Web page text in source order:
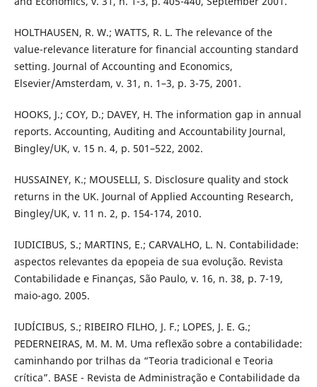
HOLTHAUSEN, R. W.; WATTS, R. L. The relevance of the
value-relevance literature for financial accounting standard
setting. Journal of Accounting and Economics,
Elsevier/Amsterdam, v. 31, n. 1–3, p. 3-75, 2001.
HOOKS, J.; COY, D.; DAVEY, H. The information gap in annual
reports. Accounting, Auditing and Accountability Journal,
Bingley/UK, v. 15 n. 4, p. 501–522, 2002.
HUSSAINEY, K.; MOUSELLI, S. Disclosure quality and stock
returns in the UK. Journal of Applied Accounting Research,
Bingley/UK, v. 11 n. 2, p. 154-174, 2010.
IUDICIBUS, S.; MARTINS, E.; CARVALHO, L. N. Contabilidade:
aspectos relevantes da epopeia de sua evolução. Revista
Contabilidade e Finanças, São Paulo, v. 16, n. 38, p. 7-19,
maio-ago. 2005.
IUDÍCIBUS, S.; RIBEIRO FILHO, J. F.; LOPES, J. E. G.;
PEDERNEIRAS, M. M. M. Uma reflexão sobre a contabilidade:
caminhando por trilhas da “Teoria tradicional e Teoria
crítica”. BASE - Revista de Administração e Contabilidade da